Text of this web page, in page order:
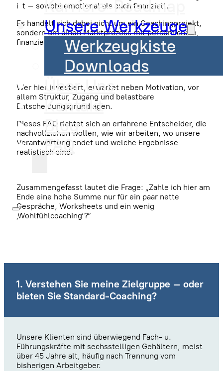
Karriere-Roadmap
Unsere Werkzeuge
Werkzeugkiste
Downloads
Über Uns
Kontakt
Blog
FAQ
ist – sowohl emotional als auch finanziell.
Es handelt sich dabei nicht um ein Coachingprojekt,
sondern um einen Marktprozess mit persönlichem,
finanziellem und reputativem Risiko.
Wer hier investiert, erwartet neben Motivation, vor
allem Struktur, Zugang und belastbare
Entscheidungsgrundlagen.
Dieses FAQ richtet sich an erfahrene Entscheider, die
nachvollziehen wollen, wie wir arbeiten, wo unsere
Verantwortung endet und welche Ergebnisse
realistisch sind.
Zusammengefasst lautet die Frage: „Zahle ich hier am
Ende eine hohe Summe nur für ein paar nette
Gespräche, Worksheets und ein wenig
‚Wohlfühlcoaching‘?“
1. Verstehen Sie meine Zielgruppe – oder
bieten Sie Standard-Coaching?
Unsere Klienten sind überwiegend Fach- u.
Führungskräfte mit sechsstelligen Gehältern, meist
über 45 Jahre alt, häufig nach Trennung vom
bisherigen Arbeitgeber.